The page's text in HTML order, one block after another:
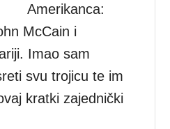
Amerikanca:
McCain i
Imao sam
svu trojicu te im
kratki zajednički